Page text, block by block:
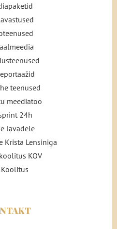
teenused
meediatöö
24h
lavadele
Krista Lensiniga
KOV
Koolitus